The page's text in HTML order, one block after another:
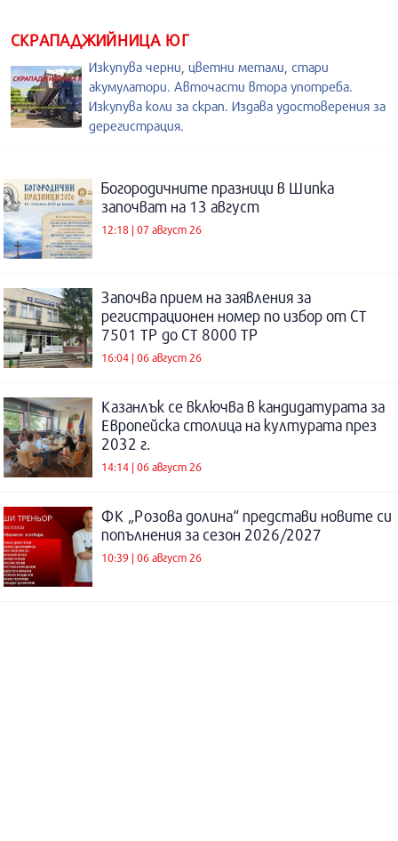
СКРАПАДЖИЙНИЦА ЮГ
Изкупува черни, цветни метали, стари
акумулатори. Авточасти втора употреба.
Изкупува коли за скрап. Издава удостоверения за
дерегистрация.
Богородичните празници в Шипка
започват на 13 август
12:18 | 07 август 26
Започва прием на заявления за
регистрационен номер по избор от СТ
7501 ТР до СТ 8000 ТР
16:04 | 06 август 26
Казанлък се включва в кандидатурата за
Европейска столица на културата през
2032 г.
14:14 | 06 август 26
ФК „Розова долина“ представи новите си
попълнения за сезон 2026/2027
10:39 | 06 август 26